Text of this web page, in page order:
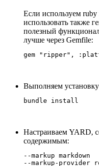
Если используем
использовать также
полезный
лучше через Gemfile:
Выполняем
Настраиваем YARD,
содержимым:
--markup markdown
--markup-provider